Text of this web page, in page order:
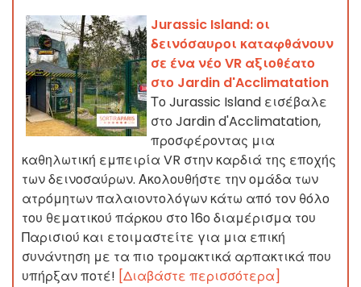
Jurassic Island: οι
δεινόσαυροι καταφθάνουν
σε ένα νέο VR αξιοθέατο
στο Jardin d'Acclimatation
Το Jurassic Island εισέβαλε
στο Jardin d'Acclimatation,
προσφέροντας μια
καθηλωτική εμπειρία VR στην καρδιά της εποχής
των δεινοσαύρων. Ακολουθήστε την ομάδα των
ατρόμητων παλαιοντολόγων κάτω από τον θόλο
του θεματικού πάρκου στο 16ο διαμέρισμα του
Παρισιού και ετοιμαστείτε για μια επική
συνάντηση με τα πιο τρομακτικά αρπακτικά που
υπήρξαν ποτέ! [Διαβάστε περισσότερα]